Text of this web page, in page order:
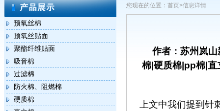
预氧丝棉
预氧丝贴面
聚酯纤维贴面
吸音棉
过滤棉
防火棉、阻燃棉
硬质棉
您现在的位置：首页>信息详情
作者：苏州岚
棉|硬质棉|pp棉|
上文中我们提到 针